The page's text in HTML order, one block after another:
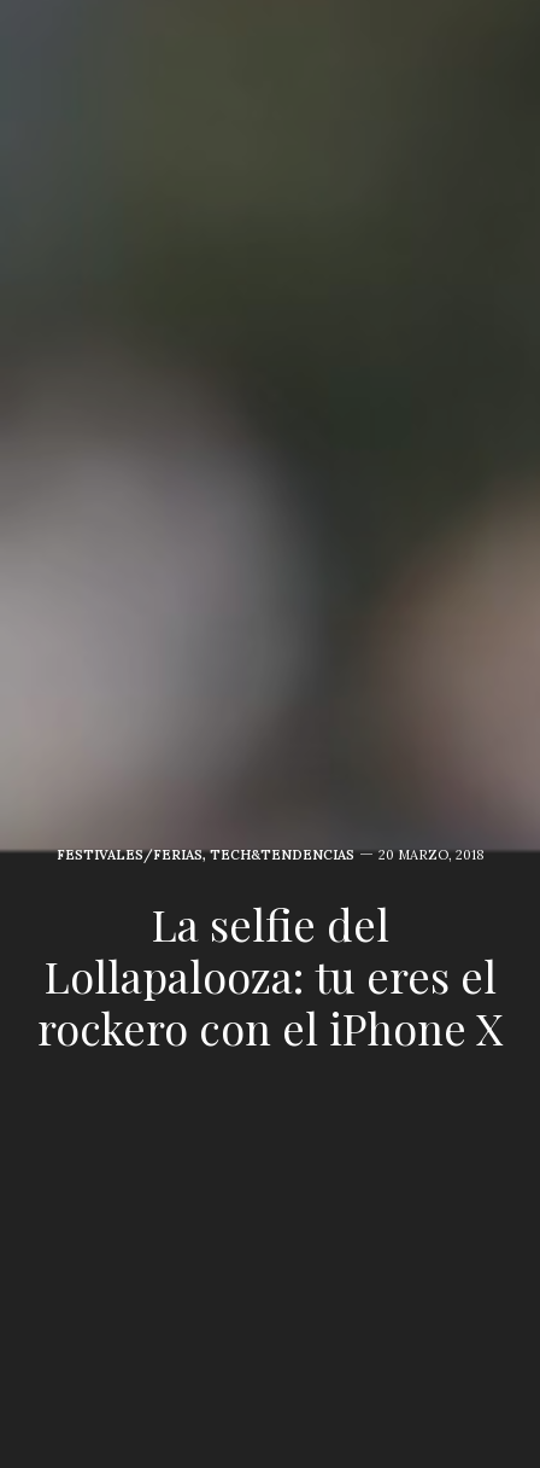
FESTIVALES/FERIAS, TECH&TENDENCIAS 20 MARZO, 2018
La selfie del
Lollapalooza: tu eres el
rockero con el iPhone X